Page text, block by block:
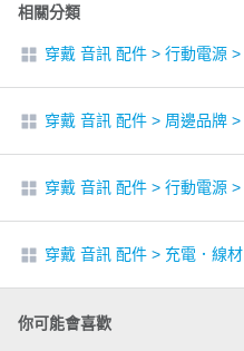
相關分類
穿戴 音訊 配件 > 行動電源 >
穿戴 音訊 配件 > 周邊品牌 >
穿戴 音訊 配件 > 行動電源 >
穿戴 音訊 配件 > 充電．線材
你可能會喜歡